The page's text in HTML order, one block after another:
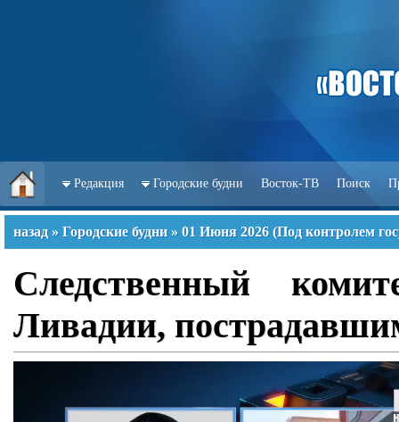
Редакция Городские будни Восток-ТВ Поиск
назад » Городские будни » 01 Июня 2026 (Под контролем
Следственный
Ливадии,